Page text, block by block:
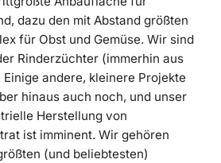
dazu den mit Abstand größten
für Obst und Gemüse. Wir sind
Rinderzüchter (immerhin aus
andere, kleinere Projekte
hinaus auch noch, und unser
Herstellung von
ist imminent. Wir gehören
(und beliebtesten)